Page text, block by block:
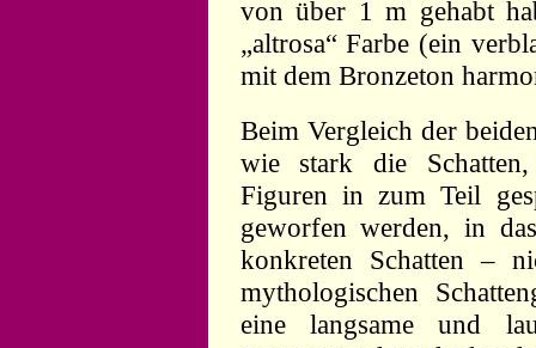
von über 1 m gehabt
„altrosa“ Farbe (ein
mit dem Bronzeton
Beim Vergleich der
wie stark die
Figuren in zum Teil
geworfen werden, in
konkreten Schatten –
mythologischen
eine langsame und